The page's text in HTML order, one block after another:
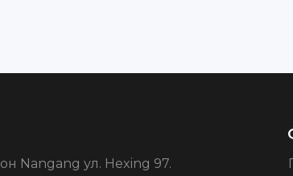
Nangang ул. Hexing 97.